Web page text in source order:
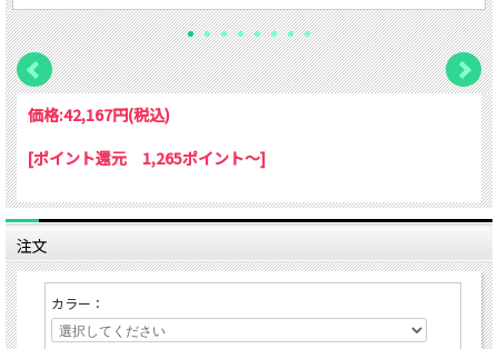
価格:42,167円(税込)
[ポイント還元 1,265ポイント～]
注文
カラー：